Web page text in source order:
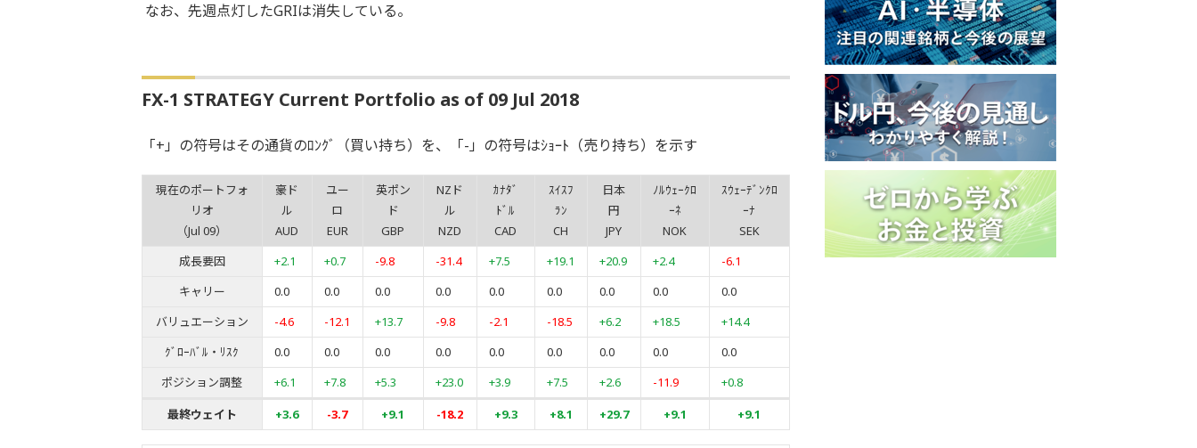
なお、先週点灯したGRIは消失している。
FX-1 STRATEGY Current Portfolio as of 09 Jul 2018
「+」の符号はその通貨のﾛﾝｸﾞ（買い持ち）を、「-」の符号はｼｮｰﾄ（売り持ち）を示す
現在のポートフォ
リオ
（Jul 09）
豪ド
ル
AUD
ユー
ロ
EUR
英ポン
ド
GBP
NZド
ル
NZD
ｶﾅﾀﾞ
ﾄﾞﾙ
CAD
ｽｲｽﾌ
ﾗﾝ
CH
日本
円
JPY
ﾉﾙｳｪｰｸﾛ
ｰﾈ
NOK
ｽｳｪｰﾃﾞﾝｸﾛ
ｰﾅ
SEK
成長要因
+2.1 +0.7 -9.8 -31.4 +7.5 +19.1 +20.9 +2.4
-6.1
キャリー
0.0 0.0 0.0 0.0 0.0 0.0 0.0 0.0
0.0
バリュエーション
-4.6 -12.1 +13.7 -9.8 -2.1 -18.5 +6.2 +18.5
+14.4
ｸﾞﾛｰﾊﾞﾙ・ﾘｽｸ
0.0 0.0 0.0 0.0 0.0 0.0 0.0 0.0
0.0
ポジション調整
+6.1 +7.8 +5.3 +23.0 +3.9 +7.5 +2.6 -11.9
+0.8
最終ウェイト
+3.6 -3.7 +9.1 -18.2 +9.3 +8.1 +29.7 +9.1 +9.1